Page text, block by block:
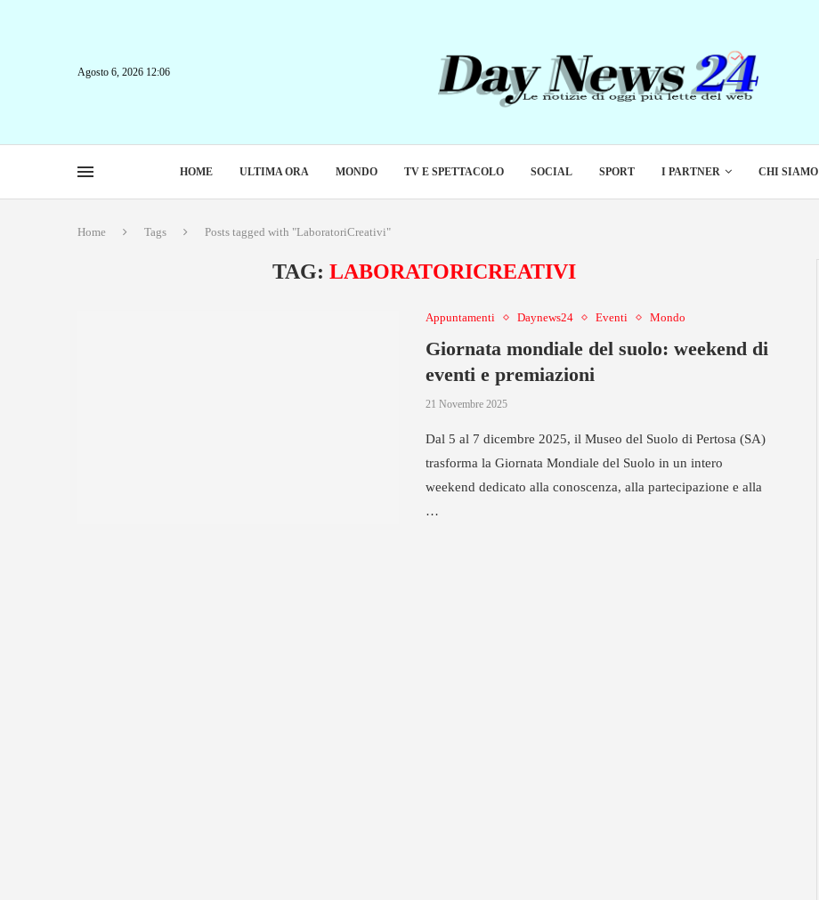
Agosto 6, 2026 12:06
HOME ULTIMA ORA MONDO TV E SPETTACOLO SOCIAL SPORT I PARTNER CHI SIAMO
Home Tags Posts tagged with "LaboratoriCreativi"
TAG:LABORATORICREATIVI
Appuntamenti Daynews24 Eventi Mondo
Giornata mondiale del suolo: weekend di
eventi e premiazioni
21 Novembre 2025
Dal 5 al 7 dicembre 2025, il Museo del Suolo di Pertosa (SA)
trasforma la Giornata Mondiale del Suolo in un intero
weekend dedicato alla conoscenza, alla partecipazione e alla
…